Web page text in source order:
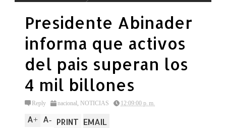
Presidente Abinader
informa que activos
del pais superan los
4 mil billones
Reply nacional, NOTICIAS 12:09:00 p. m.
A+ A- PRINT EMAIL